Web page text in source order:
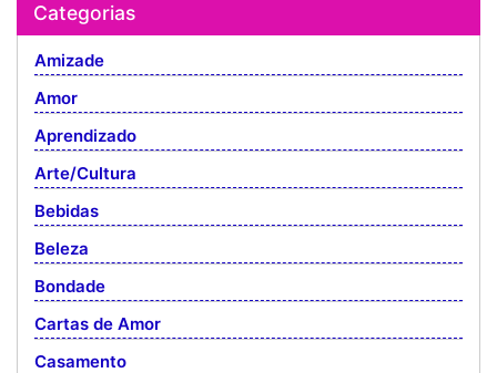
Categorias
Amizade
Amor
Aprendizado
Arte/Cultura
Bebidas
Beleza
Bondade
Cartas de Amor
Casamento